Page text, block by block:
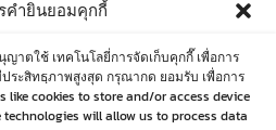
คำยินยอมคุกกี้
ญาตใช้ เทคโนโลยี่การจัดเก็บคุกกี๊ เพื่อการ
ระสิทธฺภาพสูงสุด กรุณากด ยอมรับ เพื่อการ
cookies to store and/or access device
will allow us to process data